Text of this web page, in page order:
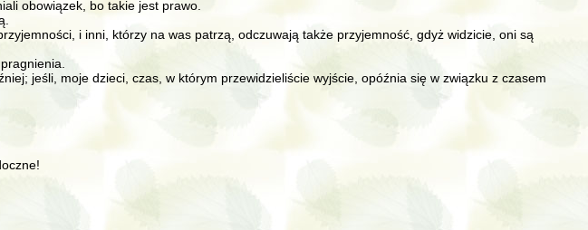
obowiązek, bo takie jest prawo.
i inni, którzy na was patrzą, odczuwają także przyjemność, gdyż widzicie, oni są
jeśli, moje dzieci, czas, w którym przewidzieliście wyjście, opóźnia się w związku z czasem